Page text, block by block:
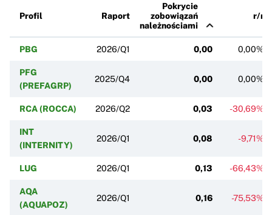
Profil Raport
Pokrycie
zobowiązań
należnościami
r/r
PBG 2026/Q1 0,00 0,00%
PFG
(PREFAGRP)
2025/Q4 0,00 0,00%
RCA (ROCCA) 2026/Q2 0,03 -30,69%
INT
(INTERNITY)
2026/Q1 0,08 -9,71%
LUG 2026/Q1 0,13 -66,43%
AQA
(AQUAPOZ)
2026/Q1 0,16 -75,53%